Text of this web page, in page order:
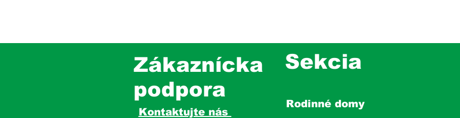
Zákaznícka
podpora
Kontaktujte nás
Sekcia
Rodinné domy